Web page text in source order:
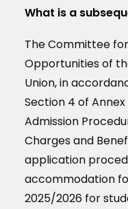
What is a
The Committee
Opportunities of
Union, in
Section 4 of
Admission
Charges and
application
accommodation
2025/2026 for